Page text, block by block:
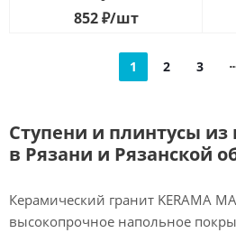
852₽/шт
1 2 3
Ступени и плинтусы из
в Рязани и Рязанской
Керамический гранит KERAMA
высокопрочное напольное